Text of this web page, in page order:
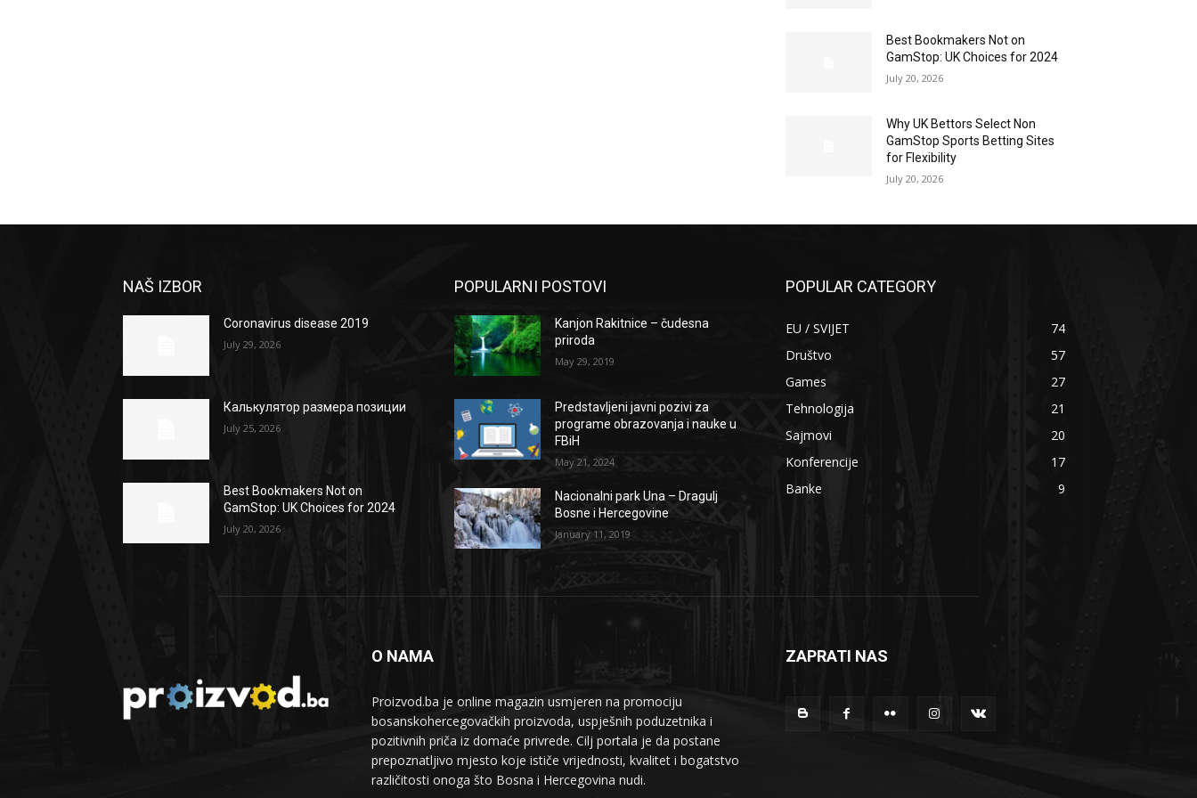
Best Bookmakers Not on
GamStop: UK Choices for 2024
July 20, 2026
Why UK Bettors Select Non
GamStop Sports Betting Sites
for Flexibility
July 20, 2026
NAŠ IZBOR
Coronavirus disease 2019
July 29, 2026
Калькулятор размера позиции
July 25, 2026
Best Bookmakers Not on
GamStop: UK Choices for 2024
July 20, 2026
POPULARNI POSTOVI
Kanjon Rakitnice – čudesna
priroda
May 29, 2019
Predstavljeni javni pozivi za
programe obrazovanja i nauke u
FBiH
May 21, 2024
Nacionalni park Una – Dragulj
Bosne i Hercegovine
January 11, 2019
POPULAR CATEGORY
EU / SVIJET
74
Društvo
57
Games
27
Tehnologija
21
Sajmovi
20
Konferencije
17
Banke
9
O NAMA
Proizvod.ba je online magazin usmjeren na promociju
bosanskohercegovačkih proizvoda, uspješnih poduzetnika i
pozitivnih priča iz domaće privrede. Cilj portala je da postane
prepoznatljivo mjesto koje ističe vrijednosti, kvalitet i bogatstvo
različitosti onoga što Bosna i Hercegovina nudi.
ZAPRATI NAS